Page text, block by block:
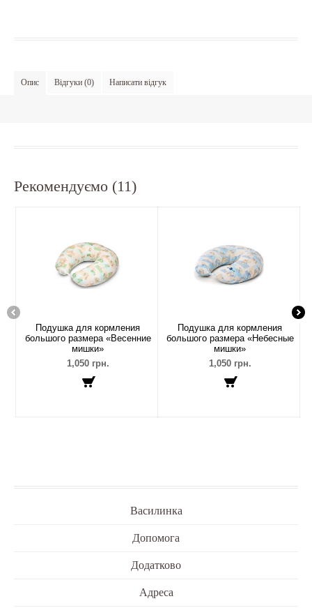
Опис Відгуки (0) Написати відгук
Рекомендуємо (11)
Подушка для кормления
большого размера «Весенние
мишки»
1,050 грн.
Подушка для кормления
большого размера «Небесные
мишки»
1,050 грн.
Василинка
Допомога
Додатково
Адреса